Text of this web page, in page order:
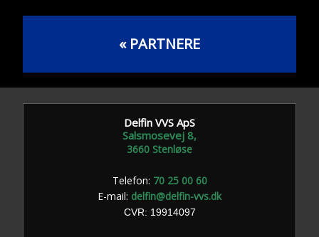
«​ PARTNERE
Delfin VVS ApS
Salsmosevej 8,
​3660 Stenløse
Telefon: 70 25 00 60
E-mail: delfin@delfin-vvs.dk
​CVR: 19914097